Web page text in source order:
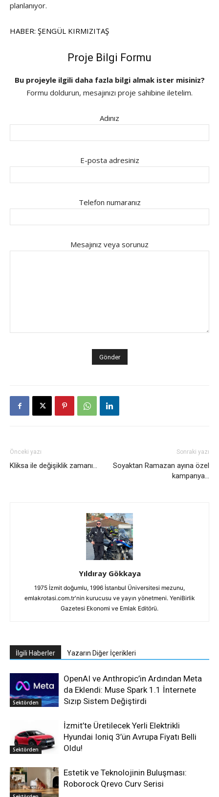
planlanıyor.
HABER: ŞENGÜL KIRMIZITAŞ
Proje Bilgi Formu
Bu projeyle ilgili daha fazla bilgi almak ister misiniz?
Formu doldurun, mesajınızı proje sahibine iletelim.
Adınız
E-posta adresiniz
Telefon numaranız
Mesajınız veya sorunuz
Önceki yazı
Kliksa ile değişiklik zamanı…
Sonraki yazı
Soyaktan Ramazan ayına özel
kampanya…
Yıldıray Gökkaya
1975 İzmit doğumlu, 1996 İstanbul Üniversitesi mezunu,
emlakrotasi.com.tr'nin kurucusu ve yayın yönetmeni. YeniBirlik
Gazetesi Ekonomi ve Emlak Editörü.
İlgili Haberler Yazarın Diğer İçerikleri
Sektörden
OpenAI ve Anthropic’in Ardından Meta
da Eklendi: Muse Spark 1.1 İnternete
Sızıp Sistem Değiştirdi
Sektörden
İzmit’te Üretilecek Yerli Elektrikli
Hyundai Ioniq 3’ün Avrupa Fiyatı Belli
Oldu!
Estetik ve Teknolojinin Buluşması:
Roborock Qrevo Curv Serisi